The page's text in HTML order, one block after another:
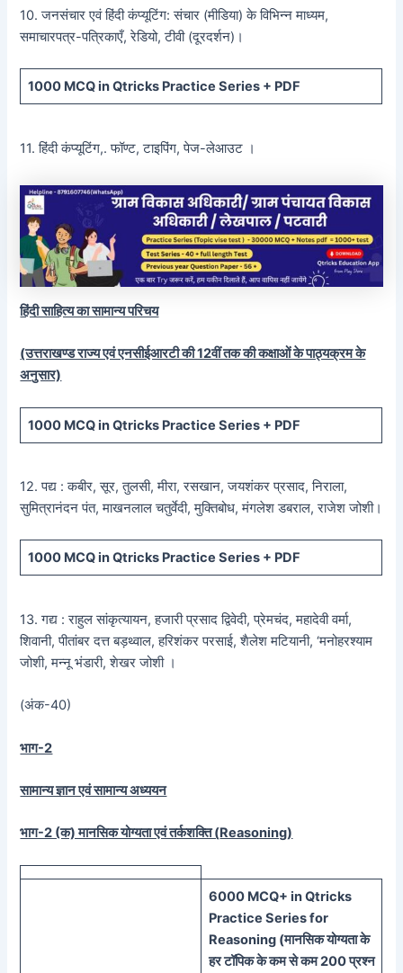
10. जनसंचार एवं हिंदी कंप्यूटिंग: संचार (मीडिया) के विभिन्न माध्यम,
समाचारपत्र-पत्रिकाएँ, रेडियो, टीवी (दूरदर्शन)।
1000 MCQin Qtricks Practice Series + PDF
11. हिंदी कंप्यूटिंग,. फॉण्ट, टाइपिंग, पेज-लेआउट ।
हिंदी साहित्य का सामान्य परिचय
(उत्तराखण्ड राज्य एवं एनसीईआरटी की 12वीं तक की कक्षाओं के पाठ्यक्रम के
अनुसार)
1000 MCQin Qtricks Practice Series + PDF
12. पद्य : कबीर, सूर, तुलसी, मीरा, रसखान, जयशंकर प्रसाद, निराला,
सुमित्रानंदन पंत, माखनलाल चतुर्वेदी, मुक्तिबोध, मंगलेश डबराल, राजेश जोशी।
1000 MCQin Qtricks Practice Series + PDF
13. गद्य : राहुल सांकृत्यायन, हजारी प्रसाद द्विवेदी, प्रेमचंद, महादेवी वर्मा,
शिवानी, पीतांबर दत्त बड़थ्वाल, हरिशंकर परसाई, शैलेश मटियानी, ‘मनोहरश्याम
जोशी, मन्नू भंडारी, शेखर जोशी ।
(अंक-40)
भाग-2
सामान्य ज्ञान एवं सामान्य अध्ययन
भाग-2 (क) मानसिक योग्यता एवं तर्कशक्ति (Reasoning)
6000 MCQ+ inQtricks
Practice Seriesfor
Reasoning (मानसिकयोग्यता के
हर टॉपिक के कम से कम 200 प्रश्न